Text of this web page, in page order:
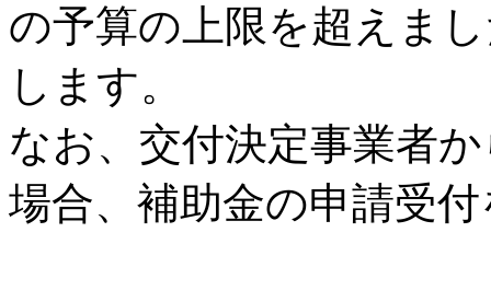
の予算の上限を超えま
します。
なお、交付決定事業者
場合、補助金の申請受